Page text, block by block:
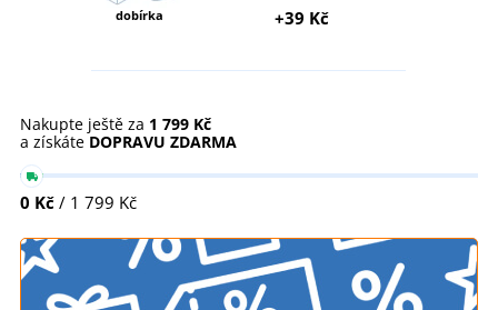
dobírka +39 Kč
Nakupte ještě za 1 799 Kč
a získáte DOPRAVU ZDARMA
0 Kč / 1 799 Kč